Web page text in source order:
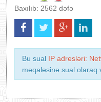
Baxılıb: 2562 dəfə
Bu sual IP adresləri:
məqaləsinə sual olaraq